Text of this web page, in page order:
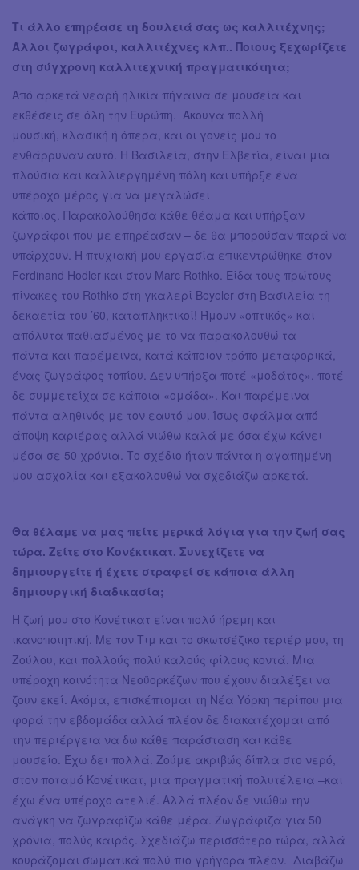
Τι άλλο επηρέασε τη δουλειά σας ως καλλιτέχνης;
Άλλοι ζωγράφοι, καλλιτέχνες κλπ.. Ποιους ξεχωρίζετε
στη σύγχρονη καλλιτεχνική πραγματικότητα;
Από αρκετά νεαρή ηλικία πήγαινα σε μουσεία και
εκθέσεις σε όλη την Ευρώπη. Άκουγα πολλή
μουσική, κλασική ή όπερα, και οι γονείς μου το
ενθάρρυναν αυτό. Η Βασιλεία, στην Ελβετία, είναι μια
πλούσια και καλλιεργημένη πόλη και υπήρξε ένα
υπέροχο μέρος για να μεγαλώσει
κάποιος. Παρακολούθησα κάθε θέαμα και υπήρξαν
ζωγράφοι που με επηρέασαν – δε θα μπορούσαν παρά να
υπάρχουν. Η πτυχιακή μου εργασία επικεντρώθηκε στον
Ferdinand Hodler και στον Μarc Rothko. Είδα τους πρώτους
πίνακες του Rothko στη γκαλερί Beyeler στη Βασιλεία τη
δεκαετία του ’60, καταπληκτικοί! Ήμουν «οπτικός» και
απόλυτα παθιασμένος με το να παρακολουθώ τα
πάντα και παρέμεινα, κατά κάποιον τρόπο μεταφορικά,
ένας ζωγράφος τοπίου. Δεν υπήρξα ποτέ «μοδάτος», ποτέ
δε συμμετείχα σε κάποια «ομάδα». Και παρέμεινα
πάντα αληθινός με τον εαυτό μου. Ίσως σφάλμα από
άποψη καριέρας αλλά νιώθω καλά με όσα έχω κάνει
μέσα σε 50 χρόνια. Το σχέδιο ήταν πάντα η αγαπημένη
μου ασχολία και εξακολουθώ να σχεδιάζω αρκετά.
Θα θέλαμε να μας πείτε μερικά λόγια για την ζωή σας
τώρα. Ζείτε στο Κονέκτικατ. Συνεχίζετε να
δημιουργείτε ή έχετε στραφεί σε κάποια άλλη
δημιουργική διαδικασία;
Η ζωή μου στο Κονέτικατ είναι πολύ ήρεμη και
ικανοποιητική. Με τον Τιμ και το σκωτσέζικο τεριέρ μου, τη
Ζούλου, και πολλούς πολύ καλούς φίλους κοντά. Μια
υπέροχη κοινότητα Νεοϋορκέζων που έχουν διαλέξει να
ζουν εκεί. Ακόμα, επισκέπτομαι τη Νέα Υόρκη περίπου μια
φορά την εβδομάδα αλλά πλέον δε διακατέχομαι από
την περιέργεια να δω κάθε παράσταση και κάθε
μουσείο. Έχω δει πολλά. Ζούμε ακριβώς δίπλα στο νερό,
στον ποταμό Κονέτικατ, μια πραγματική πολυτέλεια –και
έχω ένα υπέροχο ατελιέ. Αλλά πλέον δε νιώθω την
ανάγκη να ζωγραφίζω κάθε μέρα. Ζωγράφιζα για 50
χρόνια, πολύς καιρός. Σχεδιάζω περισσότερο τώρα, αλλά
κουράζομαι σωματικά πολύ πιο γρήγορα πλέον. Διαβάζω